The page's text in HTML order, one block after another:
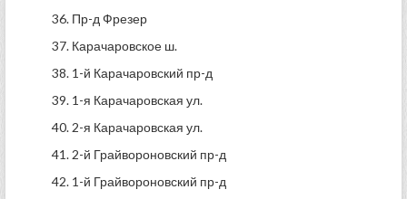
36. Пр-д Фрезер
37. Карачаровское ш.
38. 1-й Карачаровский пр-д
39. 1-я Карачаровская ул.
40. 2-я Карачаровская ул.
41. 2-й Грайвороновский пр-д
42. 1-й Грайвороновский пр-д